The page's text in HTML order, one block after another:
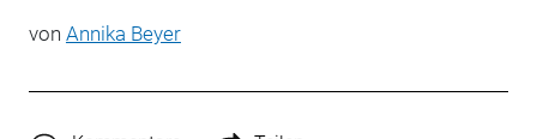
von Annika Beyer